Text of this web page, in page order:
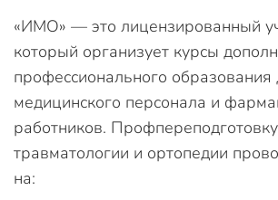
«ИМО» — это лицензированный
который организует курсы
профессионального образования
медицинского персонала и
работников.
травматологии и ортопедии
на: